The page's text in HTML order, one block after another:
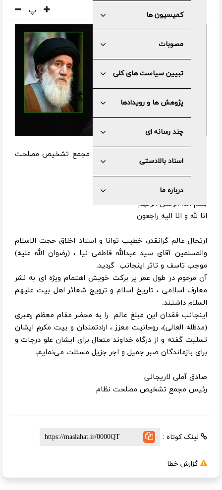
کمیسیون ها
مصوبات
تبیین سیاست های کلی
پژوهش ها و رویدادها
چند رسانه ای
اسناد بالادستی
درباره ما
پ
به گزارش مرکز رسانه و روابط عمومی مجمع تشخیص مصلحت
نظام، متن پیام به این شرح است :
بسم الله الرحمن الرحیم
انا لله و انا الیه راجعون
ارتحال عالم گرانقدر، خطیب توانا و استاد اخلاق حجت الاسلام
والمسلمین آقای سید عبدالله فاطمی نیا ، (رضوان الله علیه)
موجب تاسف و تاثر اینجانب گردید.
آن مرحوم در طول عمر پر برکت خویش اهتمام ویژه ای به نشر
معارف اسلامی ، تاریخ اسلام و ترویج شعائر اهل‌ بیت‌ علیهم‌
السلام داشتند.
اینجانب فقدان این مبلغ عالم را به محضر مقام معظم رهبری
(مدظله العالی)، روحانیت معزز ، ارادتمندان و بیت مکرم ایشان
تسلیت گفته و از درگاه خداوند متعال برای ایشان علو درجات و
برای بازماندگان صبر جمیل و اجر جزیل مسئلت می‌نمایم.
صادق آملی لاریجانی
رئیس مجمع تشخیص مصلحت نظام
لینک کوتاه :
گزارش خطا